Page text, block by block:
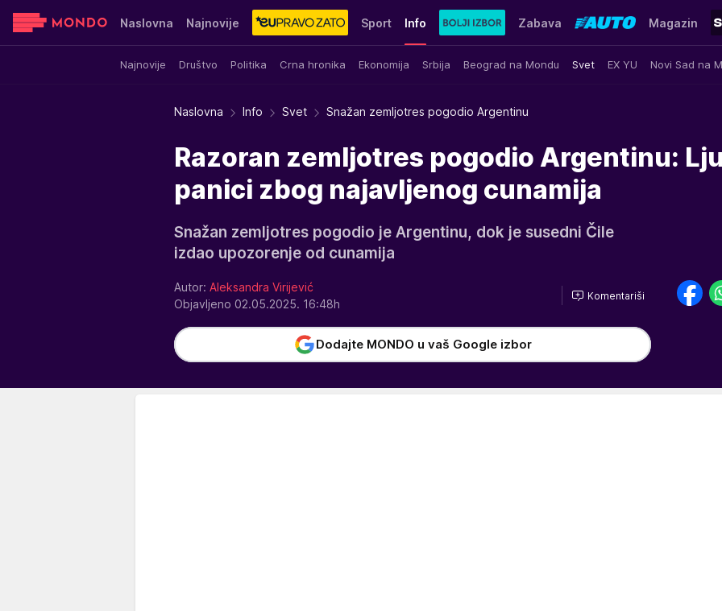
Naslovna Najnovije Sport Info
Najnovije Društvo Politika Crna hronika Ekonomija Srbija Beograd na Mondu Svet EX YU Novi Sad na
Zabava Magazin
Sensa Stvar ukusa Yumama
Naslovna Info Svet Snažan zemljotres pogodio Argentinu
Razoran zemljotres pogodio Argentinu:
panici zbog najavljenog cunamija
Snažan zemljotres pogodio je Argentinu, dok je susedni Čile
izdao upozorenje od cunamija
Autor: Aleksandra Virijević
Objavljeno 02.05.2025. 16:48h
Komentariši
Dodajte MONDO u vaš Google izbor